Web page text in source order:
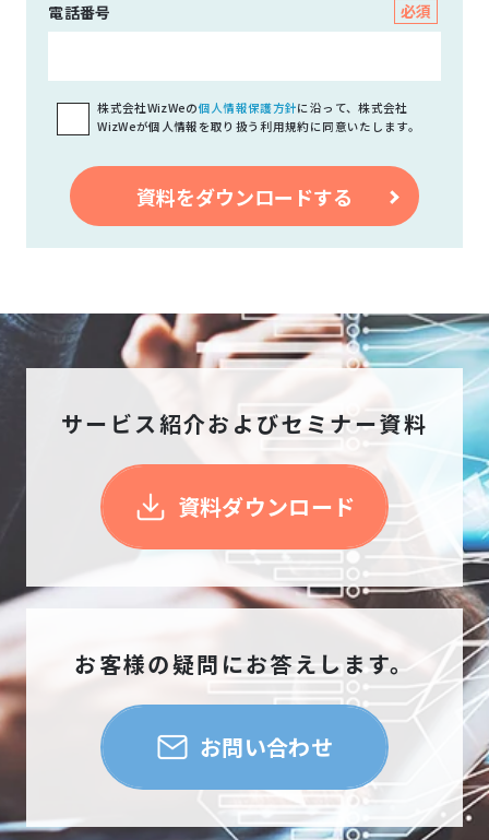
電話番号
株式会社WizWeの個人情報保護方針に沿って、株式会社
WizWeが個人情報を取り扱う利用規約に同意いたします。
サービス紹介およびセミナー資料
資料ダウンロード
お客様の疑問にお答えします。
お問い合わせ